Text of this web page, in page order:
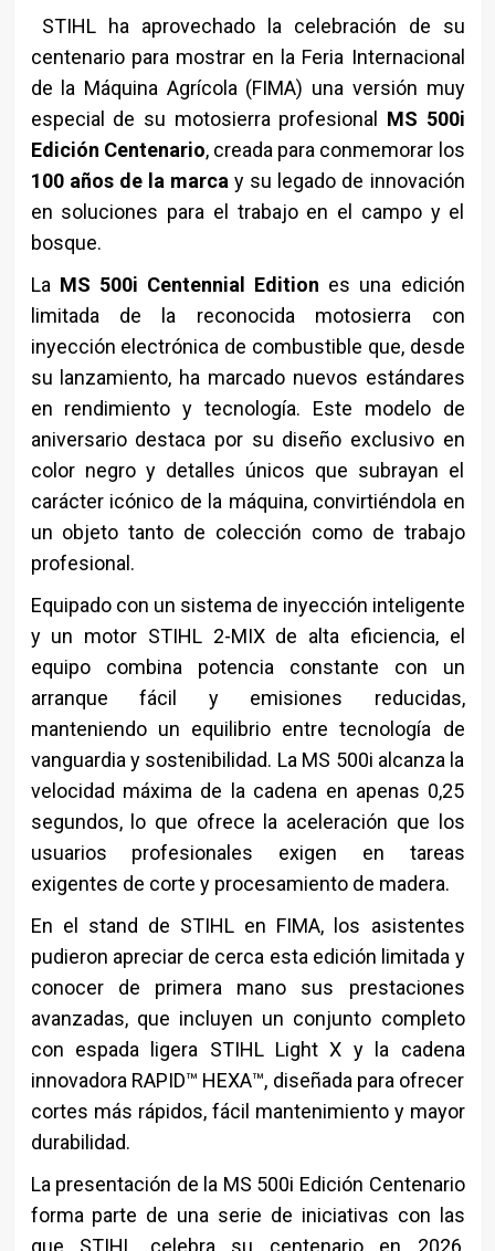
STIHL ha aprovechado la celebración de su
centenario para mostrar en la Feria Internacional
de la Máquina Agrícola (FIMA) una versión muy
especial de su motosierra profesional MS 500i
Edición Centenario, creada para conmemorar los
100 años de la marcay su legado de innovación
en soluciones para el trabajo en el campo y el
bosque.
La MS 500i Centennial Edition es una edición
limitada de la reconocida motosierra con
inyección electrónica de combustible que, desde
su lanzamiento, ha marcado nuevos estándares
en rendimiento y tecnología. Este modelo de
aniversario destaca por su diseño exclusivo en
color negro y detalles únicos que subrayan el
carácter icónico de la máquina, convirtiéndola en
un objeto tanto de colección como de trabajo
profesional.
Equipado con un sistema de inyección inteligente
y un motor STIHL 2-MIX de alta eficiencia, el
equipo combina potencia constante con un
arranque fácil y emisiones reducidas,
manteniendo un equilibrio entre tecnología de
vanguardia y sostenibilidad. La MS 500i alcanza la
velocidad máxima de la cadena en apenas 0,25
segundos, lo que ofrece la aceleración que los
usuarios profesionales exigen en tareas
exigentes de corte y procesamiento de madera.
En el stand de STIHL en FIMA, los asistentes
pudieron apreciar de cerca esta edición limitada y
conocer de primera mano sus prestaciones
avanzadas, que incluyen un conjunto completo
con espada ligera STIHL Light X y la cadena
innovadora RAPID™ HEXA™, diseñada para ofrecer
cortes más rápidos, fácil mantenimiento y mayor
durabilidad.
La presentación de la MS 500i Edición Centenario
forma parte de una serie de iniciativas con las